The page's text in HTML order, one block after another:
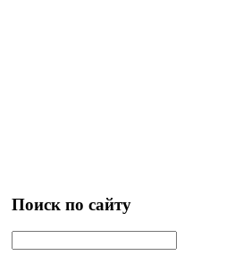
Поиск по сайту